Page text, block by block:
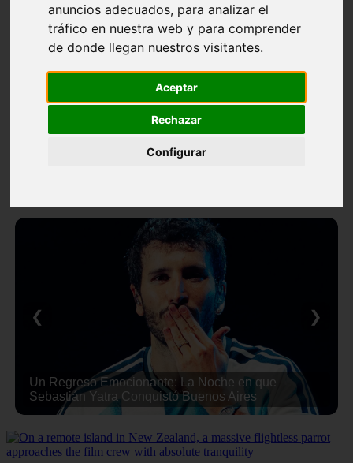
anuncios adecuados, para analizar el
tráfico en nuestra web y para comprender
de donde llegan nuestros visitantes.
Aceptar
Rechazar
Configurar
Un Regreso Emocionante: La Noche en que
Sebastián Yatra Conquistó Buenos Aires
❮ ❯